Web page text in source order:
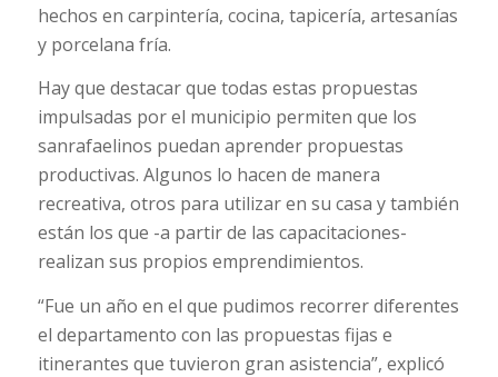
hechos en carpintería, cocina, tapicería, artesanías
y porcelana fría.
Hay que destacar que todas estas propuestas
impulsadas por el municipio permiten que los
sanrafaelinos puedan aprender propuestas
productivas. Algunos lo hacen de manera
recreativa, otros para utilizar en su casa y también
están los que -a partir de las capacitaciones-
realizan sus propios emprendimientos.
“Fue un año en el que pudimos recorrer diferentes
el departamento con las propuestas fijas e
itinerantes que tuvieron gran asistencia”, explicó